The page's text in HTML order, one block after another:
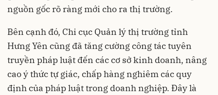
nguồn gốc rõ ràng mới cho ra thị trường.
Bên cạnh đó, Chi cục Quản lý thị trường tỉnh
Hưng Yên cũng đã tăng cường công tác tuyên
truyền pháp luật đến các cơ sở kinh doanh, nâng
cao ý thức tự giác, chấp hàng nghiêm các quy
định của pháp luật trong doanh nghiệp. Đây là